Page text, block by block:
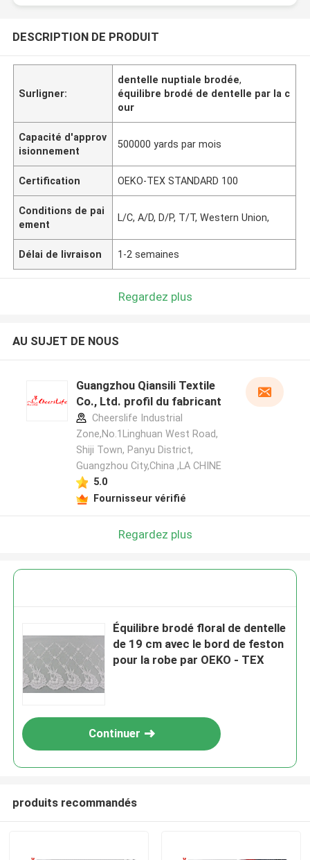
DESCRIPTION DE PRODUIT
Surligner:
dentelle nuptiale brodée,
équilibre brodé de dentelle par la c
our
Capacité d'approv
isionnement
500000 yards par mois
Certification OEKO-TEX STANDARD 100
Conditions de pai
ement
L/C, A/D, D/P, T/T, Western Union,
Délai de livraison 1-2 semaines
Regardez plus
AU SUJET DE NOUS
Guangzhou Qiansili Textile
Co., Ltd. profil du fabricant
Cheerslife Industrial
Zone,No.1Linghuan West Road,
Shiji Town, Panyu District,
Guangzhou City,China ,LA CHINE
5.0
Fournisseur vérifié
Regardez plus
Équilibre brodé floral de dentelle
de 19 cm avec le bord de feston
pour la robe par OEKO - TEX
Continuer
produits recommandés